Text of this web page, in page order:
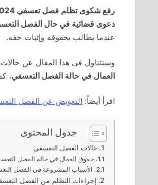
رفع شكوى تظلم فصل تعسفي 2024
دعوى قضائية في حال الفصل
عندما يطالب بحقوقه وإثبات حقه.
وسنتناول في هذا المقال عن
العمال في حالة الفصل التعسفي،
اقرأ أيضاً: التعويض عن الفصل
جدول المحتوى
حالات الفصل التعسفي
حقوق العمال في حالة الفصل
الأسباب المشروعة في الفصل
إجراءات التظلم من الفصل